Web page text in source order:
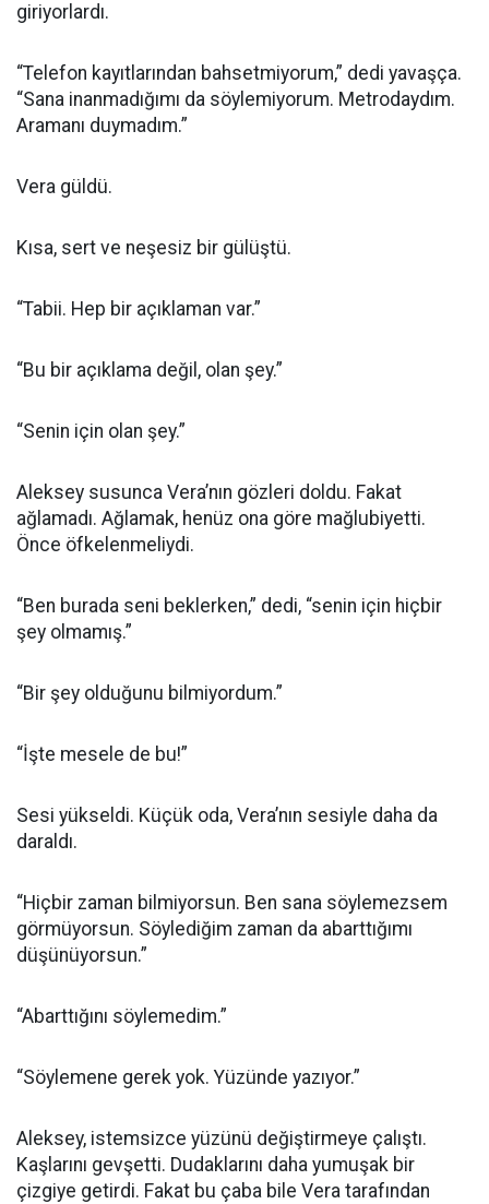
giriyorlardı.
“Telefon kayıtlarından bahsetmiyorum,” dedi yavaşça.
“Sana inanmadığımı da söylemiyorum. Metrodaydım.
Aramanı duymadım.”
Vera güldü.
Kısa, sert ve neşesiz bir gülüştü.
“Tabii. Hep bir açıklaman var.”
“Bu bir açıklama değil, olan şey.”
“Senin için olan şey.”
Aleksey susunca Vera’nın gözleri doldu. Fakat
ağlamadı. Ağlamak, henüz ona göre mağlubiyetti.
Önce öfkelenmeliydi.
“Ben burada seni beklerken,” dedi, “senin için hiçbir
şey olmamış.”
“Bir şey olduğunu bilmiyordum.”
“İşte mesele de bu!”
Sesi yükseldi. Küçük oda, Vera’nın sesiyle daha da
daraldı.
“Hiçbir zaman bilmiyorsun. Ben sana söylemezsem
görmüyorsun. Söylediğim zaman da abarttığımı
düşünüyorsun.”
“Abarttığını söylemedim.”
“Söylemene gerek yok. Yüzünde yazıyor.”
Aleksey, istemsizce yüzünü değiştirmeye çalıştı.
Kaşlarını gevşetti. Dudaklarını daha yumuşak bir
çizgiye getirdi. Fakat bu çaba bile Vera tarafından